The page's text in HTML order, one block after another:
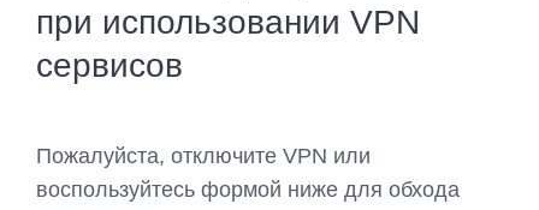
при использовании VPN
сервисов
Пожалуйста, отключите VPN или
воспользуйтесь формой ниже для обхода